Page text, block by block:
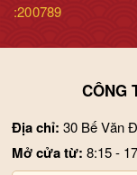
:200789
CÔNG
Địa chỉ: 30 Bế Văn
Mở cửa từ:8:15 -